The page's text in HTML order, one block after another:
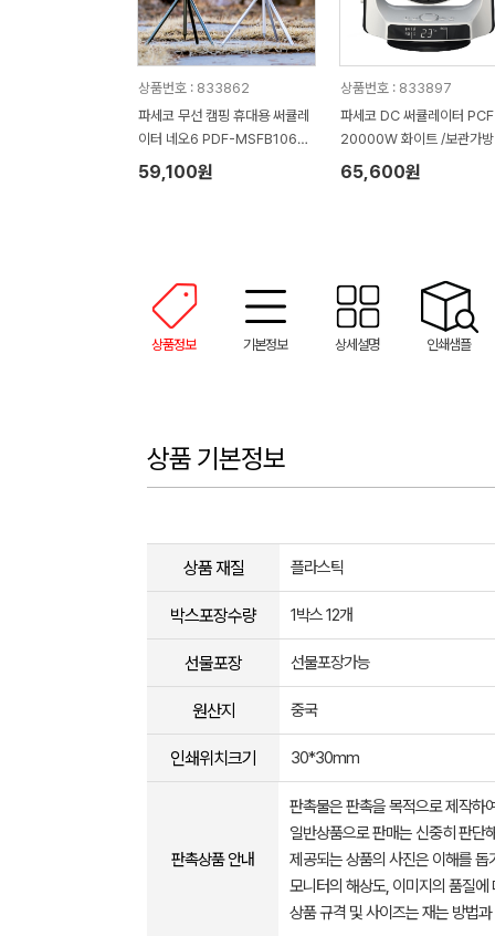
상품번호 : 833862
파세코 무선 캠핑 휴대용 써큘레
이터 네오6 PDF-MSFB1060
리모컨 파우치 C타입
59,100원
상품번호 : 833897
파세코 DC 써큘레이터
20000W 화이트 /보관가방
65,600원
상품정보 기본정보 상세설명 인쇄샘플
상품 기본정보
상품 재질 플라스틱
박스포장수량 1박스 12개
선물포장 선물포장가능
원산지 중국
인쇄위치크기 30*30mm
판촉상품 안내
판촉물은 판촉을 목적으로 제작하
일반상품으로 판매는 신중히 판단
제공되는 상품의 사진은 이해를
모니터의 해상도, 이미지의 품질
상품 규격 및 사이즈는 재는 방법